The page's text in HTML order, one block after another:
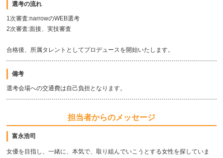
選考の流れ
1次審査:narrowのWEB選考
2次審査:面接、実技審査
合格後、所属タレントとしてプロデュースを開始いたします。
備考
選考会場への交通費は自己負担となります。
担当者からのメッセージ
富永浩司
女優を目指し、一緒に、本気で、取り組んでいこうとする女性を探していま